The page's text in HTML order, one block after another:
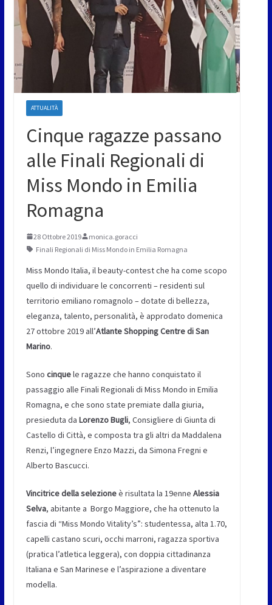
ATTUALITÀ
Cinque ragazze passano
alle Finali Regionali di
Miss Mondo in Emilia
Romagna
28 Ottobre 2019
monica.goracci
Finali Regionali di Miss Mondo in Emilia Romagna
Miss Mondo Italia, il beauty-contest che ha come scopo
quello di individuare le concorrenti – residenti sul
territorio emiliano romagnolo – dotate di bellezza,
eleganza, talento, personalità, è approdato domenica
27 ottobre 2019 all’Atlante Shopping Centre di San
Marino.
Sono cinquele ragazze che hanno conquistato il
passaggio alle Finali Regionali di Miss Mondo in Emilia
Romagna, e che sono state premiate dalla giuria,
presieduta da Lorenzo Bugli, Consigliere di Giunta di
Castello di Città, e composta tra gli altri da Maddalena
Renzi, l’ingegnere Enzo Mazzi, da Simona Fregni e
Alberto Bascucci.
Vincitrice della selezioneè risultata la 19enne Alessia
Selva, abitante a Borgo Maggiore, che ha ottenuto la
fascia di “Miss Mondo Vitality’s”: studentessa, alta 1.70,
capelli castano scuri, occhi marroni, ragazza sportiva
(pratica l’atletica leggera), con doppia cittadinanza
Italiana e San Marinese e l’aspirazione a diventare
modella.